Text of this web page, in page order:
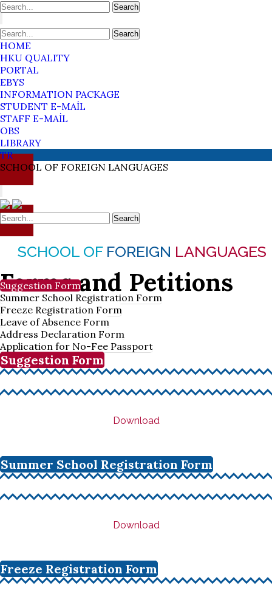
Search
Search
HOME
HKU QUALITY
PORTAL
EBYS
INFORMATION PACKAGE
STUDENT E-MAİL
STAFF E-MAİL
OBS
LIBRARY
TR
SCHOOL OF FOREIGN LANGUAGES
Search
SCHOOL OF FOREIGN LANGUAGES
Forms and Petitions
Suggestion Form
Summer School Registration Form
Freeze Registration Form
Leave of Absence Form
Address Declaration Form
Application for No-Fee Passport
Suggestion Form
Download
Summer School Registration Form
Download
Freeze Registration Form